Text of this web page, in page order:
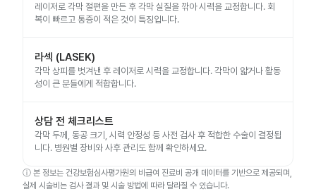
레이저로 각막 절편을 만든 후 각막 실질을 깎아 시력을 교정합니다. 회
복이 빠르고 통증이 적은 것이 특징입니다.
라섹 (LASEK)
각막 상피를 벗겨낸 후 레이저로 시력을 교정합니다. 각막이 얇거나 활동
성이 큰 분들에게 적합합니다.
상담 전 체크리스트
각막 두께, 동공 크기, 시력 안정성 등 사전 검사 후 적합한 수술이 결정됩
니다. 병원별 장비와 사후 관리도 함께 확인하세요.
ⓘ 본 정보는 건강보험심사평가원의 비급여 진료비 공개 데이터를 기반으로 제공되며,
실제 시술비는 검사 결과 및 시술 방법에 따라 달라질 수 있습니다.